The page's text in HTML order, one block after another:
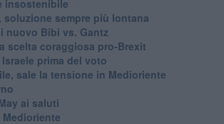
insostenibile
soluzione sempre più lontana
nuovo Bibi vs. Gantz
scelta coraggiosa pro-Brexit
prima del voto
sale la tensione in Medioriente
ai saluti